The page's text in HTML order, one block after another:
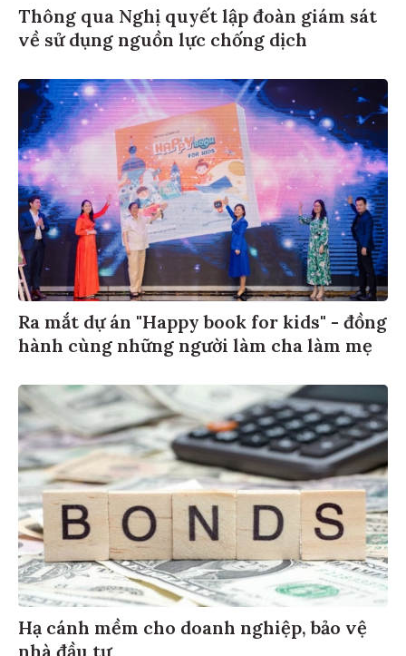
Thông qua Nghị quyết lập đoàn giám sát
về sử dụng nguồn lực chống dịch
Ra mắt dự án "Happy book for kids" - đồng
hành cùng những người làm cha làm mẹ
Hạ cánh mềm cho doanh nghiệp, bảo vệ
nhà đầu tư